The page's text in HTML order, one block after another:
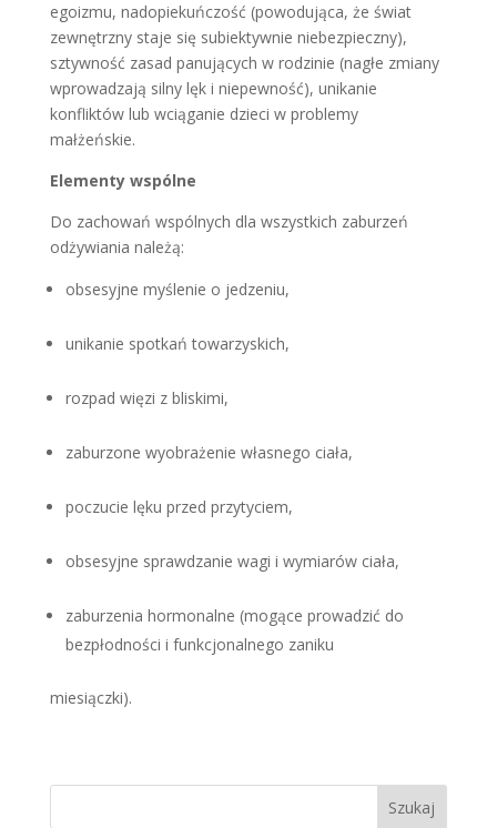
egoizmu, nadopiekuńczość (powodująca, że świat
zewnętrzny staje się subiektywnie niebezpieczny),
sztywność zasad panujących w rodzinie (nagłe zmiany
wprowadzają silny lęk i niepewność), unikanie
konfliktów lub wciąganie dzieci w problemy
małżeńskie.
Elementy wspólne
Do zachowań wspólnych dla wszystkich zaburzeń
odżywiania należą:
obsesyjne myślenie o jedzeniu,
unikanie spotkań towarzyskich,
rozpad więzi z bliskimi,
zaburzone wyobrażenie własnego ciała,
poczucie lęku przed przytyciem,
obsesyjne sprawdzanie wagi i wymiarów ciała,
zaburzenia hormonalne (mogące prowadzić do
bezpłodności i funkcjonalnego zaniku
miesiączki).
Szukaj